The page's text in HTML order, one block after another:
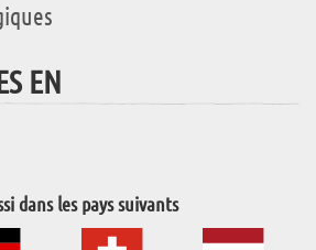
EN
dans les pays suivants